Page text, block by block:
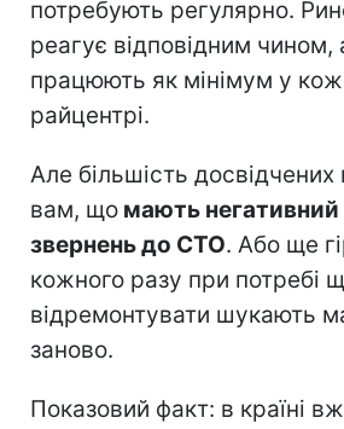
потребують регулярно.
реагує відповідним чином,
працюють як мінімум у
райцентрі.
Але більшість досвідчених
вам, що мають негативний
звернень до СТО. Або ще
кожного разу при потребі
відремонтувати шукають
заново.
Показовий факт: в країні